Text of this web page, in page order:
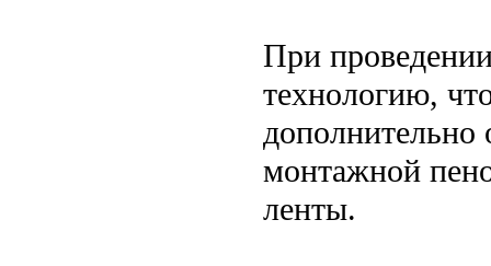
При
технологию,
дополнительно
монтажной
ленты.